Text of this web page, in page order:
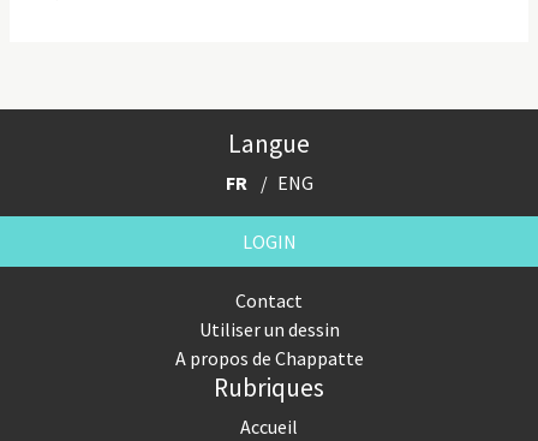
Langue
FR ENG
LOGIN
Contact
Utiliser un dessin
A propos de Chappatte
Rubriques
Accueil